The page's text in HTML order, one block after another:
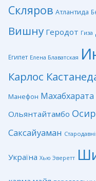
Скляров Атлантида
Вишну Геродот Гиза
Египет Елена Блаватская
Карлос
Манефон Махабхарата
Ольянтайтамбо
Саксайуаман
Україна Хью Эверетт